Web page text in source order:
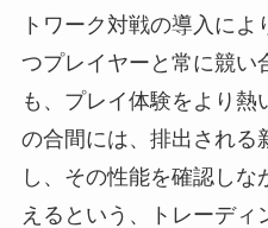
トワーク対戦の導入に
つプレイヤーと常に競い
も、プレイ体験をより
の合間には、排出される
し、その性能を確認し
えるという、トレーデ